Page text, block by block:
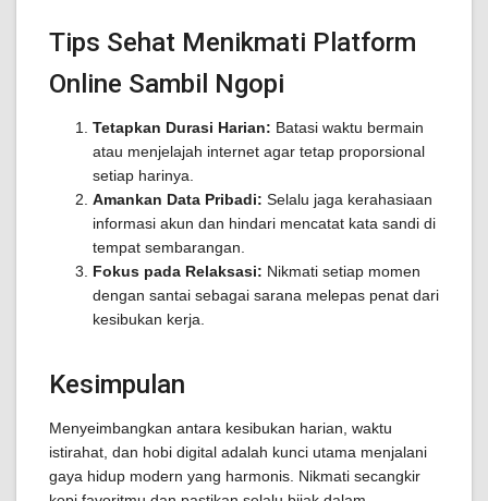
Tips Sehat Menikmati Platform
Online Sambil Ngopi
Tetapkan Durasi Harian: Batasi waktu bermain
atau menjelajah internet agar tetap proporsional
setiap harinya.
Amankan Data Pribadi: Selalu jaga kerahasiaan
informasi akun dan hindari mencatat kata sandi di
tempat sembarangan.
Fokus pada Relaksasi: Nikmati setiap momen
dengan santai sebagai sarana melepas penat dari
kesibukan kerja.
Kesimpulan
Menyeimbangkan antara kesibukan harian, waktu
istirahat, dan hobi digital adalah kunci utama menjalani
gaya hidup modern yang harmonis. Nikmati secangkir